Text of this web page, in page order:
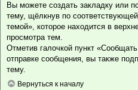
Вы можете создать закладку или
тему, щёлкнув по
темой», которое находится в
просмотра тем.
Отметив галочкой пункт
отправке сообщения, вы также
тему.
Вернуться к началу